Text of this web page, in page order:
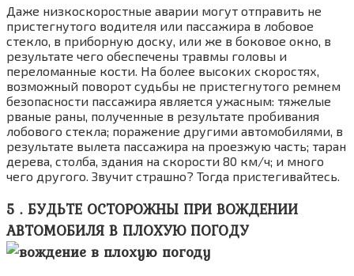
Даже низкоскоростные аварии могут отправить не
пристегнутого водителя или пассажира в лобовое
стекло, в приборную доску, или же в боковое окно, в
результате чего обеспечены травмы головы и
переломанные кости. На более высоких скоростях,
возможный поворот судьбы не пристегнутого ремнем
безопасности пассажира является ужасным: тяжелые
рваные раны, полученные в результате пробивания
лобового стекла; поражение другими автомобилями, в
результате вылета пассажира на проезжую часть; таран
дерева, столба, здания на скорости 80 км/ч; и много
чего другого. Звучит страшно? Тогда пристегивайтесь.
5 . БУДЬТЕ ОСТОРОЖНЫ ПРИ ВОЖДЕНИИ
АВТОМОБИЛЯ В ПЛОХУЮ ПОГОДУ